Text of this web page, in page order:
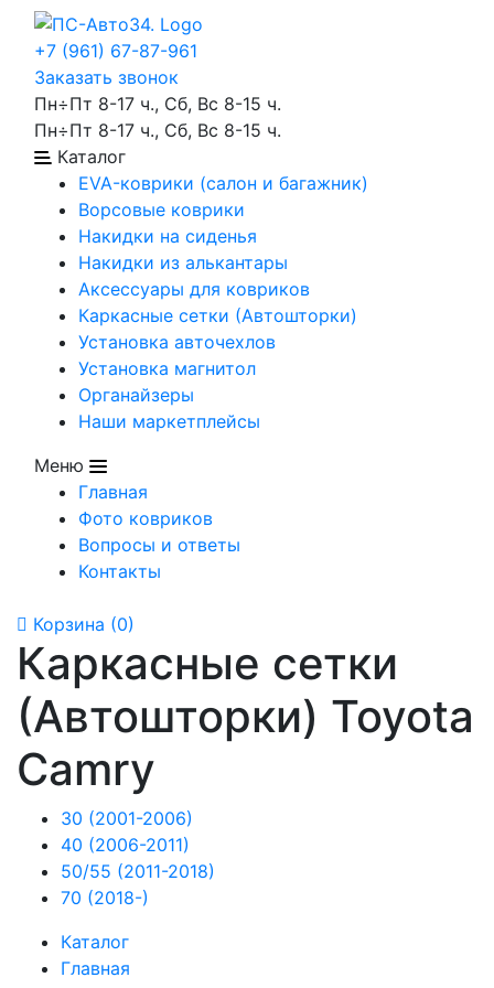
+7 (961) 67-87-961
Заказать звонок
Пн÷Пт 8-17 ч., Сб, Вс 8-15 ч.
Пн÷Пт 8-17 ч., Сб, Вс 8-15 ч.
Каталог
EVA-коврики (салон и багажник)
Ворсовые коврики
Накидки на сиденья
Накидки из алькантары
Аксессуары для ковриков
Каркасные сетки (Автошторки)
Установка авточехлов
Установка магнитол
Органайзеры
Наши маркетплейсы
Меню
Главная
Фото ковриков
Вопросы и ответы
Контакты
Корзина (0)
Каркасные сетки
(Автошторки) Toyota
Camry
30 (2001-2006)
40 (2006-2011)
50/55 (2011-2018)
70 (2018-)
Каталог
Главная